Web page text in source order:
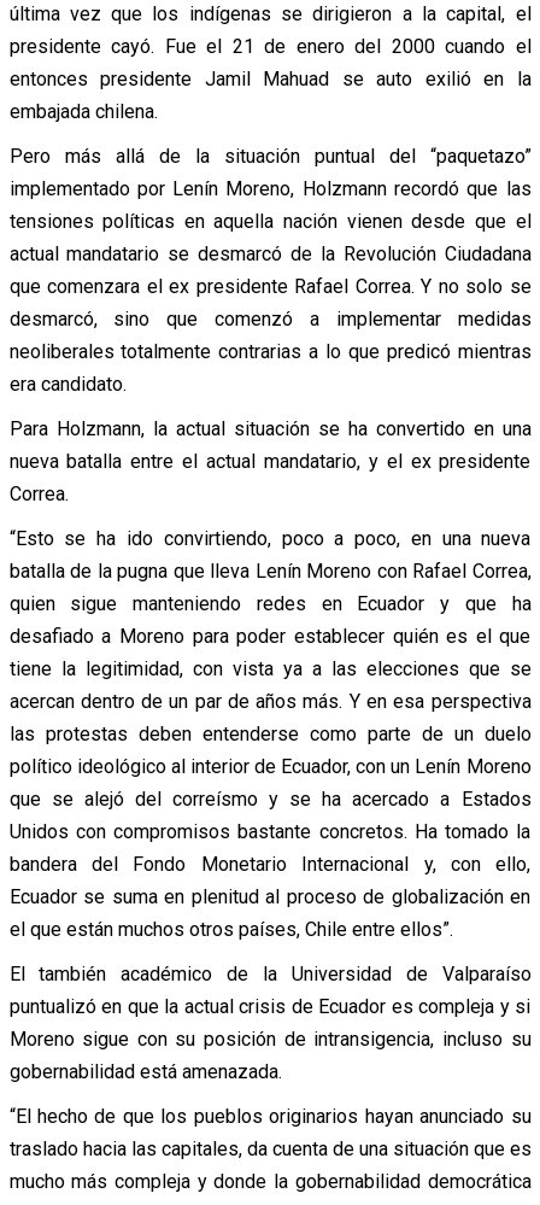
última vez que los indígenas se dirigieron a la capital, el
presidente cayó. Fue el 21 de enero del 2000 cuando el
entonces presidente Jamil Mahuad se auto exilió en la
embajada chilena.
Pero más allá de la situación puntual del “paquetazo”
implementado por Lenín Moreno, Holzmann recordó que las
tensiones políticas en aquella nación vienen desde que el
actual mandatario se desmarcó de la Revolución Ciudadana
que comenzara el ex presidente Rafael Correa. Y no solo se
desmarcó, sino que comenzó a implementar medidas
neoliberales totalmente contrarias a lo que predicó mientras
era candidato.
Para Holzmann, la actual situación se ha convertido en una
nueva batalla entre el actual mandatario, y el ex presidente
Correa.
“Esto se ha ido convirtiendo, poco a poco, en una nueva
batalla de la pugna que lleva Lenín Moreno con Rafael Correa,
quien sigue manteniendo redes en Ecuador y que ha
desafiado a Moreno para poder establecer quién es el que
tiene la legitimidad, con vista ya a las elecciones que se
acercan dentro de un par de años más. Y en esa perspectiva
las protestas deben entenderse como parte de un duelo
político ideológico al interior de Ecuador, con un Lenín Moreno
que se alejó del correísmo y se ha acercado a Estados
Unidos con compromisos bastante concretos. Ha tomado la
bandera del Fondo Monetario Internacional y, con ello,
Ecuador se suma en plenitud al proceso de globalización en
el que están muchos otros países, Chile entre ellos”.
El también académico de la Universidad de Valparaíso
puntualizó en que la actual crisis de Ecuador es compleja y si
Moreno sigue con su posición de intransigencia, incluso su
gobernabilidad está amenazada.
“El hecho de que los pueblos originarios hayan anunciado su
traslado hacia las capitales, da cuenta de una situación que es
mucho más compleja y donde la gobernabilidad democrática